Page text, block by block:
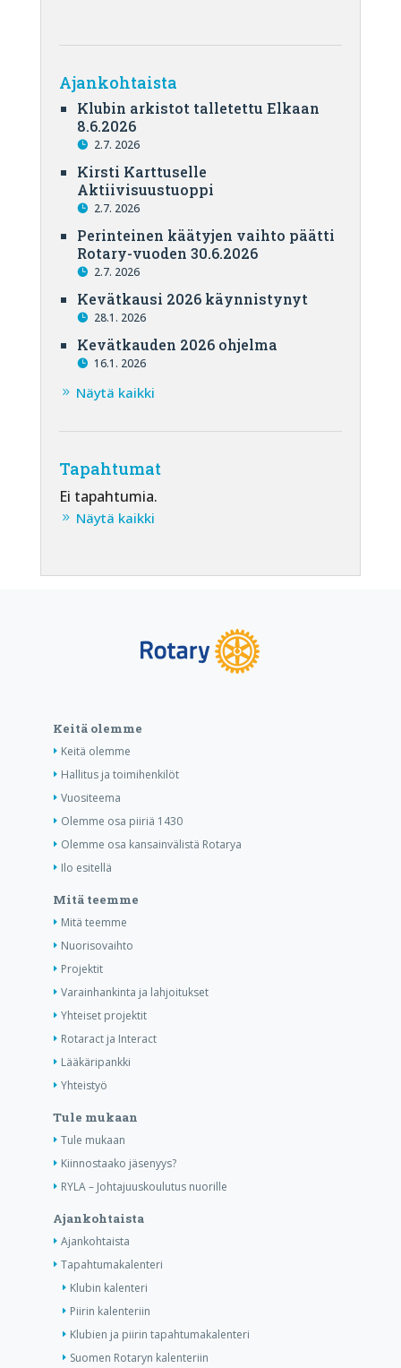
Ajankohtaista
Klubin arkistot talletettu Elkaan
8.6.2026
2.7. 2026
Kirsti Karttuselle
Aktiivisuustuoppi
2.7. 2026
Perinteinen käätyjen vaihto päätti
Rotary-vuoden 30.6.2026
2.7. 2026
Kevätkausi 2026 käynnistynyt
28.1. 2026
Kevätkauden 2026 ohjelma
16.1. 2026
Näytä kaikki
Tapahtumat
Ei tapahtumia.
Näytä kaikki
Keitä olemme
Keitä olemme
Hallitus ja toimihenkilöt
Vuositeema
Olemme osa piiriä 1430
Olemme osa kansainvälistä Rotarya
Ilo esitellä
Mitä teemme
Mitä teemme
Nuorisovaihto
Projektit
Varainhankinta ja lahjoitukset
Yhteiset projektit
Rotaract ja Interact
Lääkäripankki
Yhteistyö
Tule mukaan
Tule mukaan
Kiinnostaako jäsenyys?
RYLA – Johtajuuskoulutus nuorille
Ajankohtaista
Ajankohtaista
Tapahtumakalenteri
Klubin kalenteri
Piirin kalenteriin
Klubien ja piirin tapahtumakalenteri
Suomen Rotaryn kalenteriin